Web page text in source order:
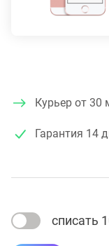
Курьер от 30
Гарантия 14
списать